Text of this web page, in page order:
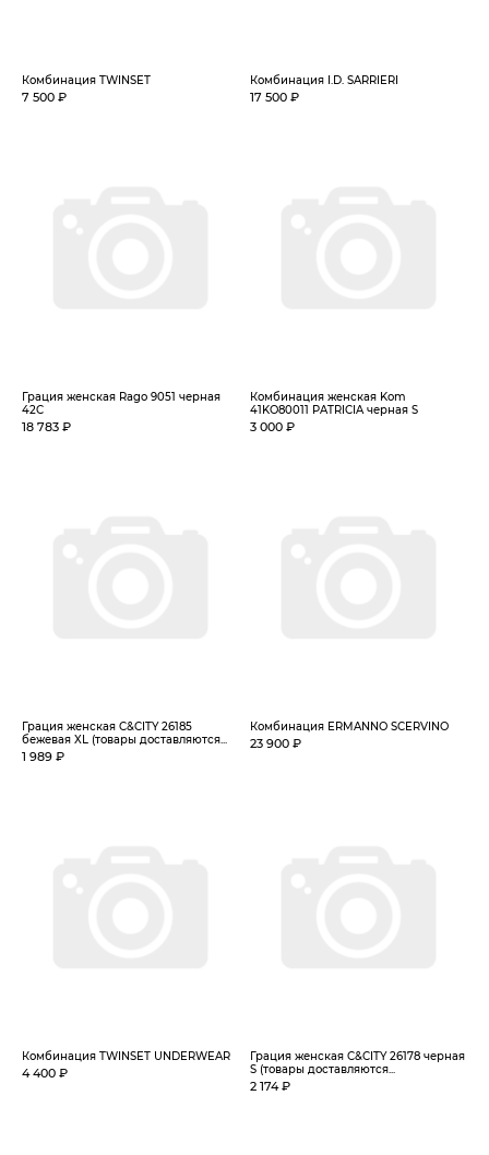
Комбинация TWINSET
7 500 ₽
Комбинация I.D. SARRIERI
17 500 ₽
Грация женская Rago 9051 черная
42C
18 783 ₽
Комбинация женская Kom
41KO80011 PATRICIA черная S
3 000 ₽
Грация женская C&CITY 26185
бежевая XL (товары доставляются...
1 989 ₽
Комбинация ERMANNO SCERVINO
23 900 ₽
Комбинация TWINSET UNDERWEAR
4 400 ₽
Грация женская C&CITY 26178 черная
S (товары доставляются...
2 174 ₽